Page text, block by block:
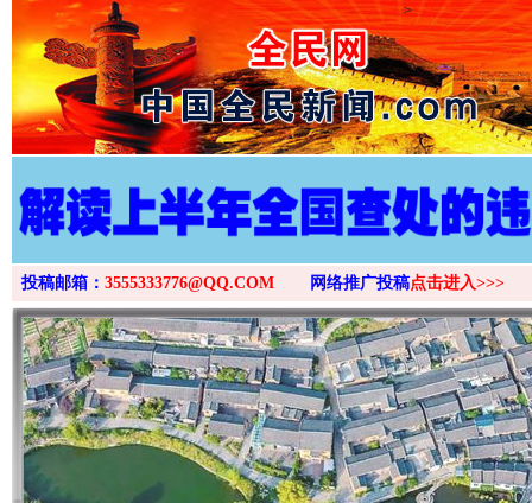
>
投稿邮箱： 3555333776@QQ.COM 网络推广投稿点击进入>>>